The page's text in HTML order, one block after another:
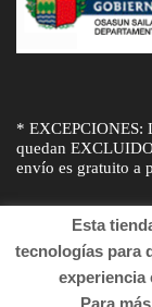
* EXCEPCIONES:
quedan
envío es gratuito a
Esta tienda
tecnologías para
experiencia
Para más
© Desarrollado por